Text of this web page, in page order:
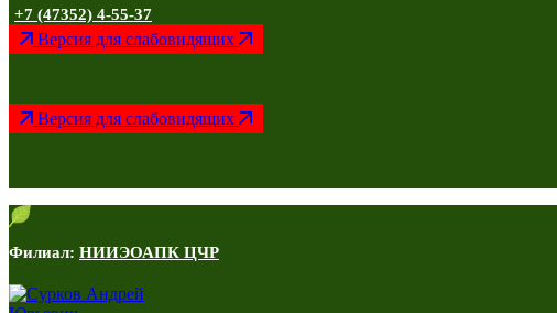
+7 (47352) 4-55-37
Версия для слабовидящих
Версия для слабовидящих
Филиал: НИИЭОАПК ЦЧР